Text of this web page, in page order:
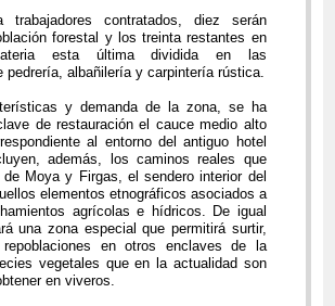
trabajadores contratados, diez serán
forestal y los treinta restantes en
esta última dividida en las
pedrería, albañilería y carpintería rústica.
y demanda de la zona, se ha
de restauración el cauce medio alto
al entorno del antiguo hotel
además, los caminos reales que
Moya y Firgas, el sendero interior del
elementos etnográficos asociados a
agrícolas e hídricos. De igual
una zona especial que permitirá surtir,
repoblaciones en otros enclaves de la
vegetales que en la actualidad son
en viveros.